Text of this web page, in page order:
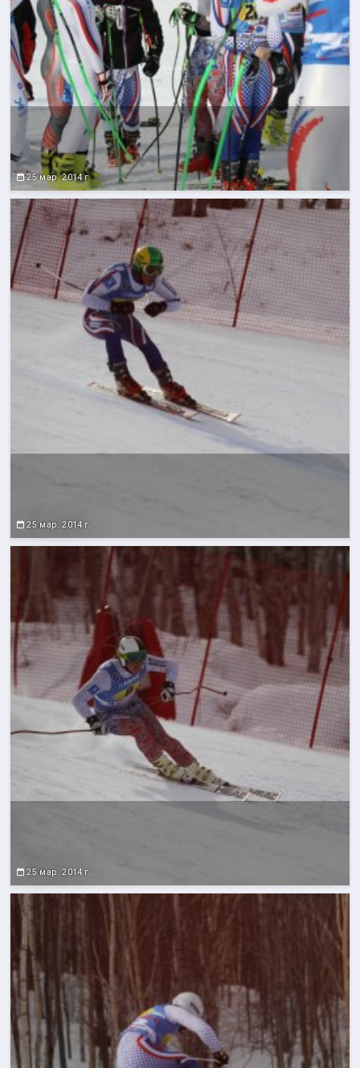
25 мар. 2014 г.
25 мар. 2014 г.
25 мар. 2014 г.